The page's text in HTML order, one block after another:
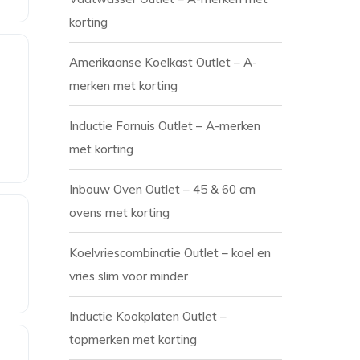
korting
Amerikaanse Koelkast Outlet – A-
merken met korting
Inductie Fornuis Outlet – A-merken
met korting
Inbouw Oven Outlet – 45 & 60 cm
ovens met korting
Koelvriescombinatie Outlet – koel en
vries slim voor minder
Inductie Kookplaten Outlet –
topmerken met korting